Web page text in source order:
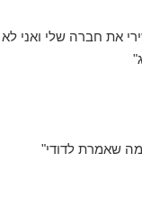
את חברה שלי ואני
שאמרת לדודי"